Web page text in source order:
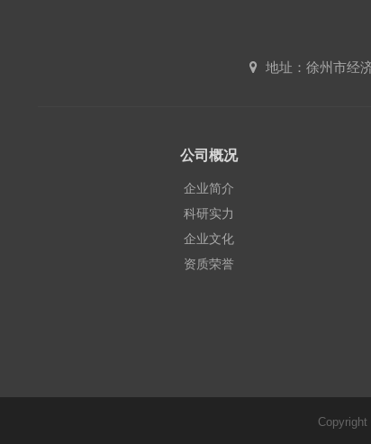
地址：徐州市经
公司概况
企业简介
科研实力
企业文化
资质荣誉